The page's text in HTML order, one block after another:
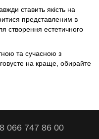
ставить якість на
представленим в
створення естетичного
та сучасною з
на краще, обирайте
066 747 86 00